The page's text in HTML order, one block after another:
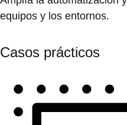
equipos y los entornos.
Casos prácticos